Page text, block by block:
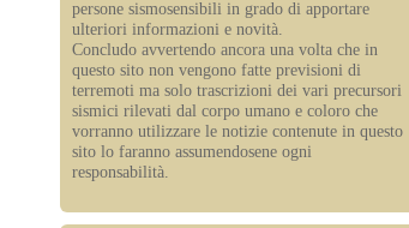
persone sismosensibili in grado di apportare
ulteriori informazioni e novità.
Concludo avvertendo ancora una volta che in
questo sito non vengono fatte previsioni di
terremoti ma solo trascrizioni dei vari precursori
sismici rilevati dal corpo umano e coloro che
vorranno utilizzare le notizie contenute in questo
sito lo faranno assumendosene ogni
responsabilità.